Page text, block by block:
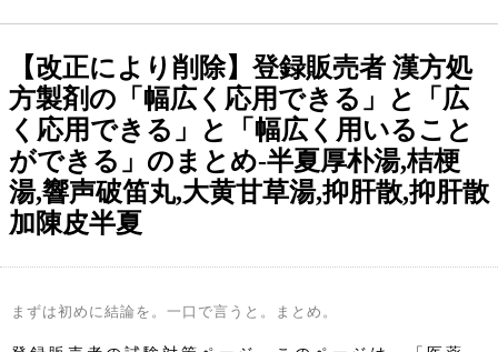
【改正により削除】登録販売者 漢方処
方製剤の「幅広く応用できる」と「広
く応用できる」と「幅広く用いること
ができる」のまとめ‐半夏厚朴湯,桔梗
湯,響声破笛丸,大黄甘草湯,抑肝散,抑肝散
加陳皮半夏
まずは初めに結論を。一口で言うと。まとめ。